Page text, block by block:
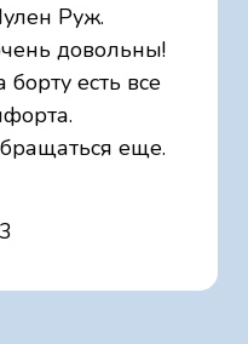
Руж.
довольны!
есть все
еще.